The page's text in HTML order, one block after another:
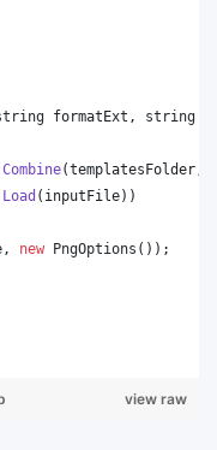
formatExt , string
Combine(templatesFolder
Load ( inputFile) )
, new PngOptions ( ) ) ;
view raw